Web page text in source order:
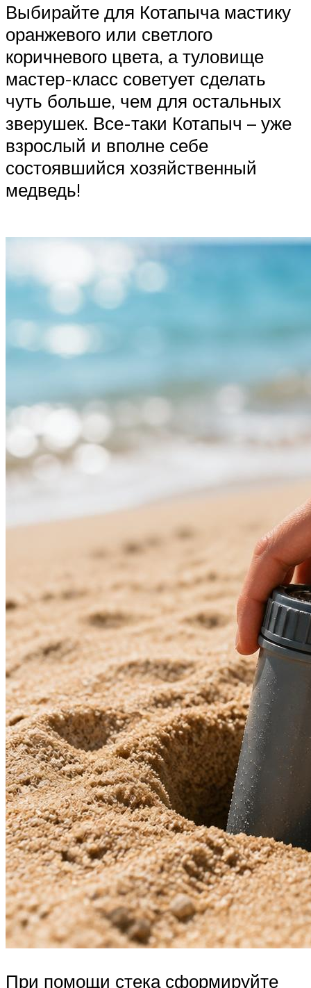
Выбирайте для Котапыча мастику
оранжевого или светлого
коричневого цвета, а туловище
мастер-класс советует сделать
чуть больше, чем для остальных
зверушек. Все-таки Котапыч – уже
взрослый и вполне себе
состоявшийся хозяйственный
медведь!
При помощи стека сформируйте